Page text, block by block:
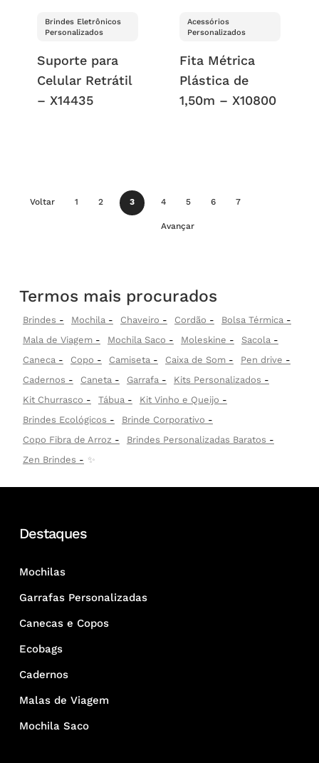
Brindes Eletrônicos
Personalizados
Suporte para
Celular Retrátil
– X14435
Acessórios
Personalizados
Fita Métrica
Plástica de
1,50m – X10800
Voltar 1 2 3 4 5 6 7
Avançar
Termos mais procurados
Brindes Mochila Chaveiro Cordão
Bolsa Térmica
Mala de Viagem
Mochila Saco Moleskine
Sacola
Caneca
Copo Camiseta Caixa de Som
Pen drive
Cadernos
Caneta Garrafa
Kits Personalizados
Kit Churrasco
Tábua
Kit Vinho e Queijo
Brindes Ecológicos
Brinde Corporativo
Copo Fibra de Arroz
Brindes Personalizadas Baratos
Zen Brindes
✨
Destaques
Mochilas
Garrafas Personalizadas
Canecas e Copos
Ecobags
Cadernos
Malas de Viagem
Mochila Saco